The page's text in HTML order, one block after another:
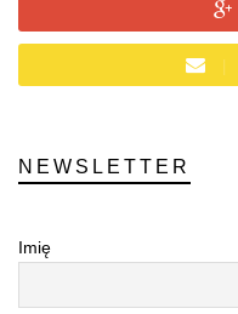
NEWSLETTER
Imię